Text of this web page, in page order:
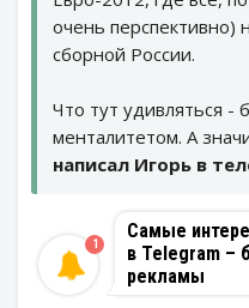
очень перспективно)
сборной России.
Что тут удивляться -
менталитетом. А
написал Игорь в
Самые
в Telegram –
рекламы
1